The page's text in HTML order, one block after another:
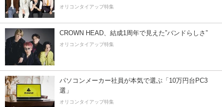
オリコンタイアップ特集
CROWN HEAD、結成1周年で見えた”バンドらしさ”
オリコンタイアップ特集
パソコンメーカー社員が本気で選ぶ「10万円台PC3
選」
オリコンタイアップ特集